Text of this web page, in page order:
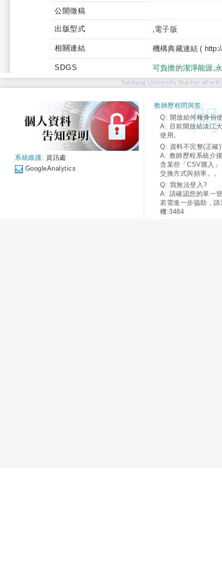
公開徵稿
出版型式 ,電子版
相關連結 機構典藏連結 (
SDGS 可負擔的潔淨能源,
Tamkang University Teacher
系統維護: 資訊處
GoogleAnalytics
教師歷程問與答:
Q: 開放給何種身份
A: 目前開放給淡江
使用。
Q: 資料不完整(正確
A: 教師歷程系統介
含某些「CSV匯入
交換方式與頻率。。
Q: 我無法登入?
A: 請確認您的單一
若需進一步協助，
機:3484